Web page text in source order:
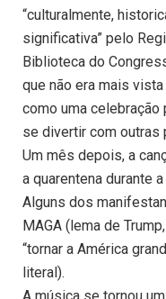
“culturalmente,
significativa” pelo
Biblioteca do
que não era mais
como uma celebração
se divertir com outras
Um mês depois, a
a quarentena durante
Alguns dos
MAGA (lema de
“tornar a América
literal).